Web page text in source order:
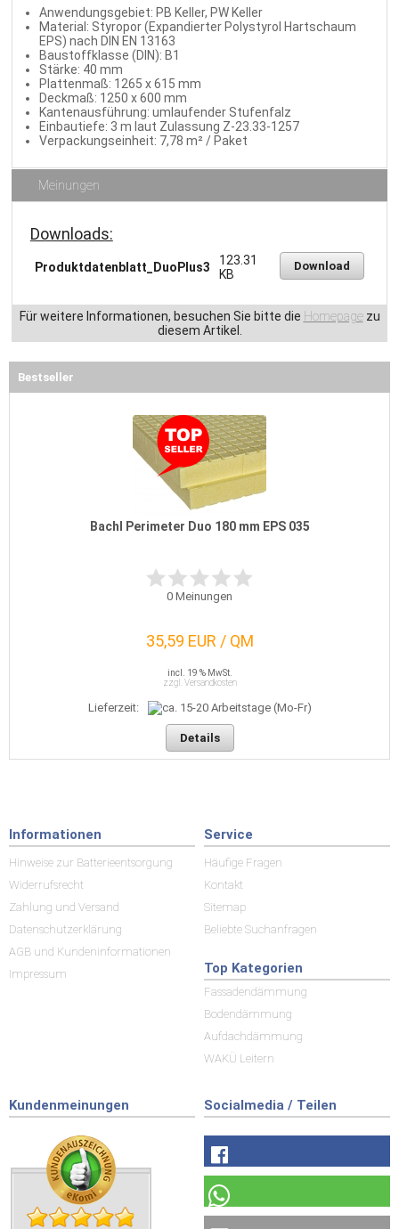
Anwendungsgebiet: PB Keller, PW Keller
Material: Styropor (Expandierter Polystyrol Hartschaum
EPS) nach DIN EN 13163
Baustoffklasse (DIN): B1
Stärke: 40 mm
Plattenmaß: 1265 x 615 mm
Deckmaß: 1250 x 600 mm
Kantenausführung: umlaufender Stufenfalz
Einbautiefe: 3 m laut Zulassung Z-23.33-1257
Verpackungseinheit: 7,78 m² / Paket
Meinungen
Downloads:
Produktdatenblatt_DuoPlus3
123.31
KB
Download
Für weitere Informationen, besuchen Sie bitte die Homepagezu
diesem Artikel.
Bestseller
Bachl Perimeter Duo 180 mm EPS 035
0 Meinungen
35,59 EUR / QM
incl. 19 % MwSt.
zzgl. Versandkosten
Lieferzeit:
Details
Informationen
Hinweise zur Batterieentsorgung
Widerrufsrecht
Zahlung und Versand
Datenschutzerklärung
AGB und Kundeninformationen
Impressum
Service
Häufige Fragen
Kontakt
Sitemap
Beliebte Suchanfragen
Top Kategorien
Fassadendämmung
Bodendämmung
Aufdachdämmung
WAKÜ Leitern
Kundenmeinungen Socialmedia / Teilen